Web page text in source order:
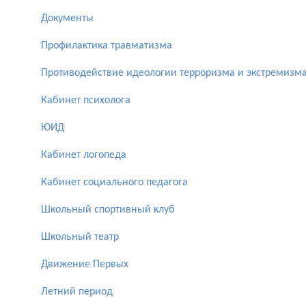
Документы
Профилактика травматизма
Противодействие идеологии терроризма и
Кабинет психолога
ЮИД
Кабинет логопеда
Кабинет социального педагога
Школьный спортивный клуб
Школьный театр
Движение Первых
Летний период